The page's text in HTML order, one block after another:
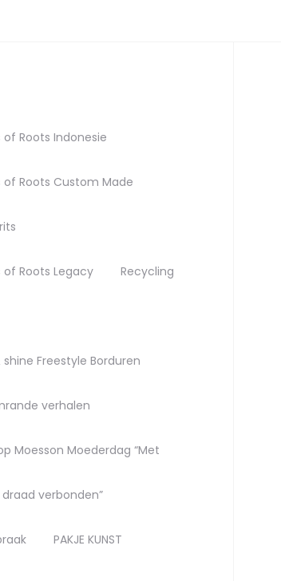
of Roots Indonesie
of Roots Custom Made
of Roots Legacy Recycling
Freestyle Borduren
verhalen
Moesson Moederdag “Met
verbonden”
PAKJE KUNST